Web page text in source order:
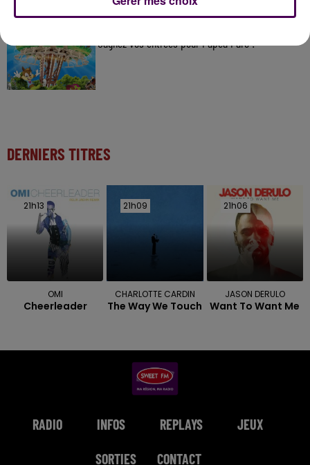
Gagnez vos entrées pour Papéa Parc !
DERNIERS TITRES
21h13
21h13
OMI
Cheerleader
21h09
21h09
CHARLOTTE CARDIN
The Way We Touch
21h06
21h06
JASON DERULO
Want To Want Me
RADIO INFOS REPLAYS JEUX
SORTIES CONTACT